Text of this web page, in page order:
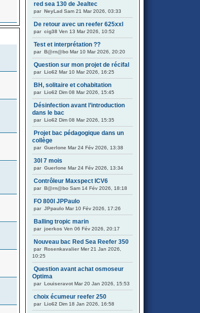
red sea 130 de Jealtec
par NeyLad Sam 21 Mar 2026, 03:33
De retour avec un reefer 625xxl
par cig38 Ven 13 Mar 2026, 10:52
Test et interprétation ??
par B@rn@bo Mar 10 Mar 2026, 20:20
Question sur mon projet de récifal
par Lio62 Mar 10 Mar 2026, 16:25
BH, solitaire et cohabitation
par Lio62 Dim 08 Mar 2026, 15:45
Désinfection avant l’introduction
dans le bac
par Lio62 Dim 08 Mar 2026, 15:35
Projet bac pédagogique dans un
collège
par Guerlone Mar 24 Fév 2026, 13:38
30l 7 mois
par Guerlone Mar 24 Fév 2026, 13:34
Contrôleur Maxspect ICV6
par B@rn@bo Sam 14 Fév 2026, 18:18
FO 800l JPPaulo
par JPpaulo Mar 10 Fév 2026, 17:26
Balling tropic marin
par joerkos Ven 06 Fév 2026, 20:17
Nouveau bac Red Sea Reefer 350
par Rosenkavalier Mer 21 Jan 2026,
10:25
Question avant achat osmoseur
Optima
par Louiseravot Mar 20 Jan 2026, 15:53
choix écumeur reefer 250
par Lio62 Dim 18 Jan 2026, 16:58